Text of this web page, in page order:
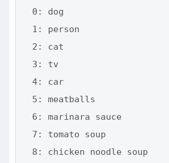
  0: dog
  1: person
  2: cat
  3: tv
  4: car
  5: meatballs
  6: marinara sauce
  7: tomato soup
  8: chicken noodle soup